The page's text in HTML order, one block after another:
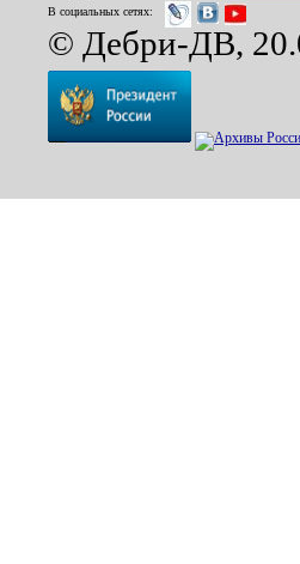
В социальных сетях:
© Дебри-ДВ,